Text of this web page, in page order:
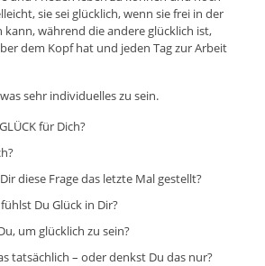
sie sei glücklich, wenn sie frei in der
kann, während die andere glücklich ist,
dem Kopf hat und jeden Tag zur Arbeit
sehr individuelles zu sein.
für Dich?
diese Frage das letzte Mal gestellt?
Du Glück in Dir?
um glücklich zu sein?
tatsächlich – oder denkst Du das nur?